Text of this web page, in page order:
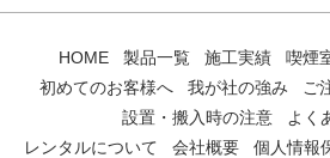
HOME 製品一覧 施工実績 喫煙
初めてのお客様へ
我が社の強み
ご
設置・搬入時の注意
よく
レンタルについて
会社概要 個人情報